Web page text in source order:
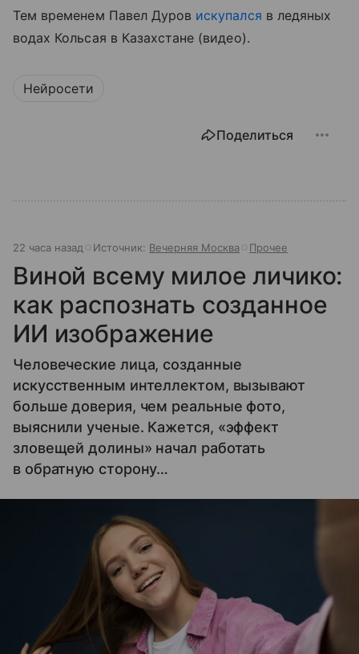
Тем временем Павел Дуров искупался в ледяных
водах Кольсая в Казахстане (видео).
Нейросети
Поделиться
22 часа назад Источник: Вечерняя Москва Прочее
Виной всему милое личико:
как распознать созданное
ИИ изображение
Человеческие лица, созданные
искусственным интеллектом, вызывают
больше доверия, чем реальные фото,
выяснили ученые. Кажется, «эффект
зловещей долины» начал работать
в обратную сторону…